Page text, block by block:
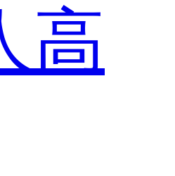
高